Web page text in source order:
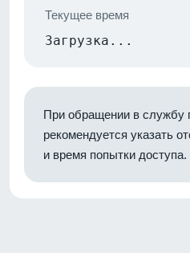
Текущее время
Загрузка...
При обращении в службу
рекомендуется указать
и время попытки доступа.